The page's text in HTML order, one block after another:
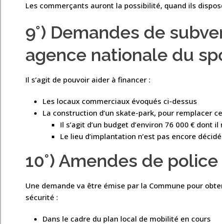
Les commerçants auront la possibilité, quand ils
9°) Demandes de
agence nationale du
Il s’agit de pouvoir aider à financer :
Les locaux commerciaux évoqués ci-dessus
La construction d’un skate-park, pour remplacer
Il s’agit d’un budget d’environ 76 000 €
Le lieu d’implantation n’est pas encore décidé
10°) Amendes de police
Une demande va être émise par la Commune pour
sécurité :
Dans le cadre du plan local de mobilité en cours